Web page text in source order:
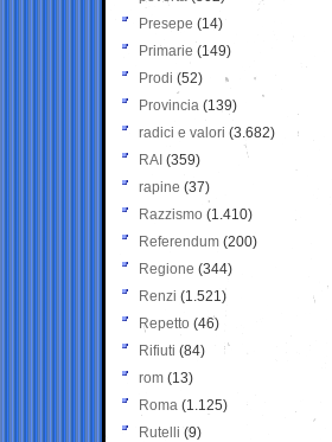
Presepe (14)
Primarie (149)
Prodi (52)
Provincia (139)
radici e valori (3.682)
RAI (359)
rapine (37)
Razzismo (1.410)
Referendum (200)
Regione (344)
Renzi (1.521)
Repetto (46)
Rifiuti (84)
rom (13)
Roma (1.125)
Rutelli (9)